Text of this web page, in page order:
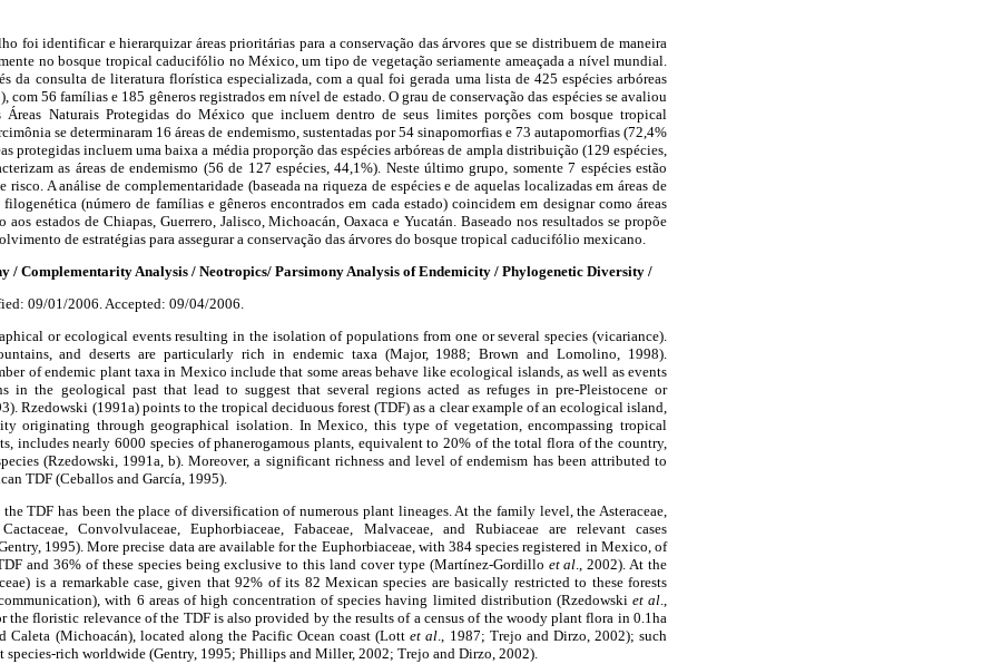
foi identificar e hierarquizar áreas prioritárias para a conservação das árvores que se distribuem de maneira
no bosque tropical caducifólio no México, um tipo de vegetação seriamente ameaçada a nível mundial.
da consulta de literatura florística especializada, com a qual foi gerada uma lista de 425 espécies arbóreas
com 56 famílias e 185 gêneros registrados em nível de estado. O grau de conservação das espécies se avaliou
Áreas Naturais Protegidas do México que incluem dentro de seus limites porções com bosque tropical
se determinaram 16 áreas de endemismo, sustentadas por 54 sinapomorfias e 73 autapomorfias (72,4%
protegidas incluem uma baixa a média proporção das espécies arbóreas de ampla distribuição (129 espécies,
as áreas de endemismo (56 de 127 espécies, 44,1%). Neste último grupo, somente 7 espécies estão
A análise de complementaridade (baseada na riqueza de espécies e de aquelas localizadas em áreas de
(número de famílias e gêneros encontrados em cada estado) coincidem em designar como áreas
aos estados de Chiapas, Guerrero, Jalisco, Michoacán, Oaxaca e Yucatán. Baseado nos resultados se propõe
de estratégias para assegurar a conservação das árvores do bosque tropical caducifólio mexicano.
/ Complementarity Analysis / Neotropics/ Parsimony Analysis of Endemicity / Phylogenetic Diversity /
09/01/2006. Accepted: 09/04/2006.
or ecological events resulting in the isolation of populations from one or several species (vicariance).
and deserts are particularly rich in endemic taxa (Major, 1988; Brown and Lomolino, 1998).
of endemic plant taxa in Mexico include that some areas behave like ecological islands, as well as events
in the geological past that lead to suggest that several regions acted as refuges in pre-Pleistocene or
Rzedowski (1991a) points to the tropical deciduous forest (TDF) as a clear example of an ecological island,
originating through geographical isolation. In Mexico, this type of vegetation, encompassing tropical
includes nearly 6000 species of phanerogamous plants, equivalent to 20% of the total flora of the country,
(Rzedowski, 1991a, b). Moreover, a significant richness and level of endemism has been attributed to
TDF (Ceballos and García, 1995).
TDF has been the place of diversification of numerous plant lineages. At the family level, the Asteraceae,
Convolvulaceae, Euphorbiaceae, Fabaceae, Malvaceae, and Rubiaceae are relevant cases
1995). More precise data are available for the Euphorbiaceae, with 384 species registered in Mexico, of
and 36% of these species being exclusive to this land cover type (Martínez-Gordillo et al., 2002). At the
is a remarkable case, given that 92% of its 82 Mexican species are basically restricted to these forests
with 6 areas of high concentration of species having limited distribution (Rzedowski et al.,
the floristic relevance of the TDF is also provided by the results of a census of the woody plant flora in 0.1ha
Caleta (Michoacán), located along the Pacific Ocean coast (Lottet al., 1987; Trejo and Dirzo, 2002); such
species-rich worldwide (Gentry, 1995; Phillips and Miller, 2002; Trejo and Dirzo, 2002).